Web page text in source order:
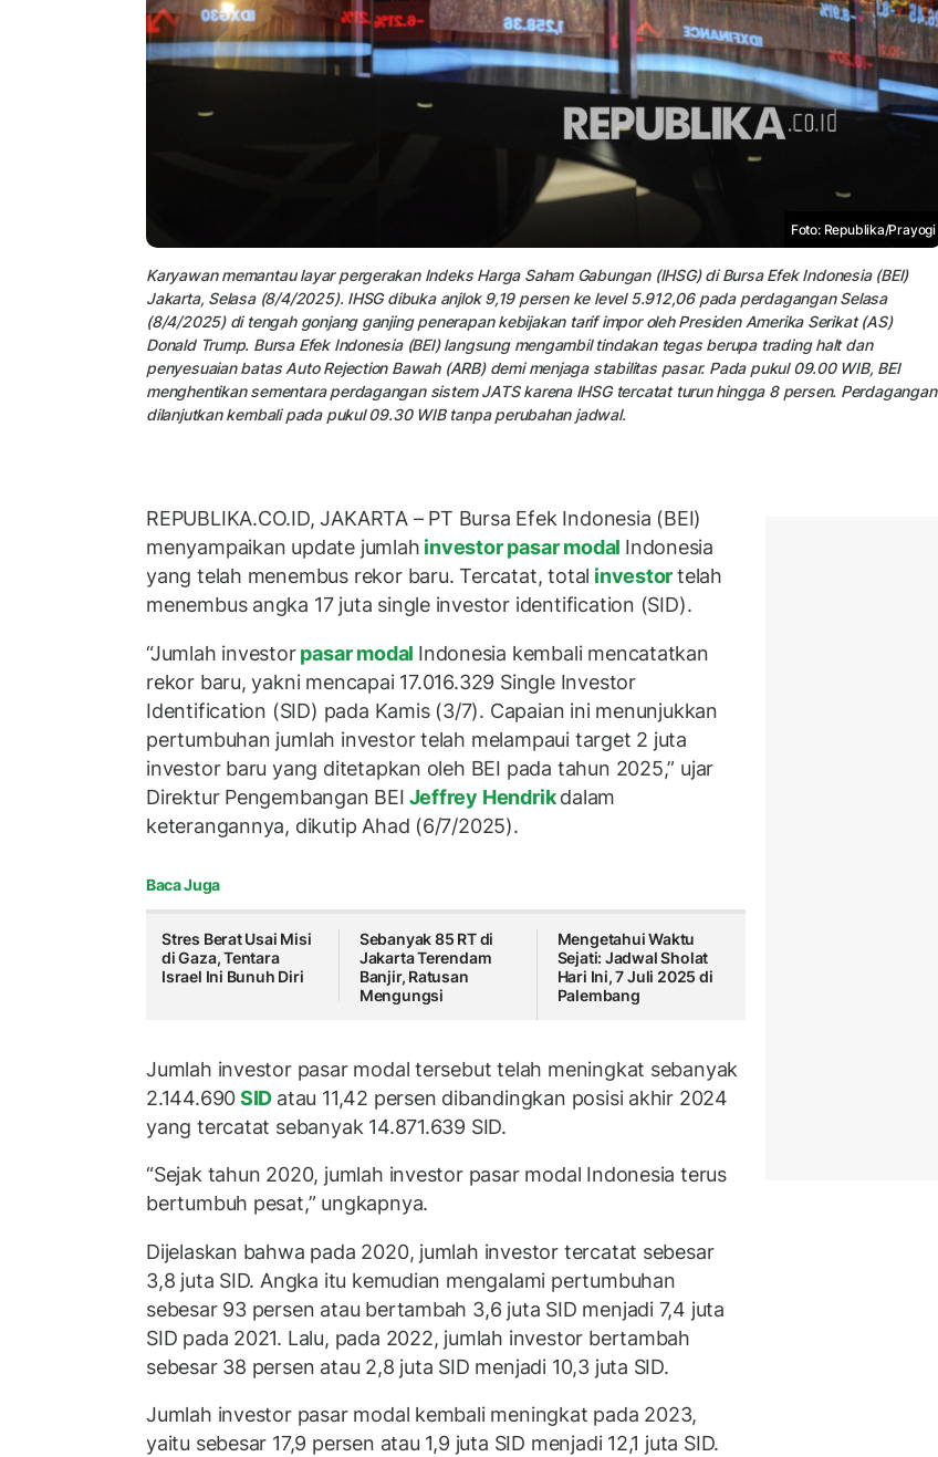
Foto: Republika/Prayogi
Karyawan memantau layar pergerakan Indeks Harga Saham Gabungan (IHSG) di Bursa Efek Indonesia (BEI)
Jakarta, Selasa (8/4/2025). IHSG dibuka anjlok 9,19 persen ke level 5.912,06 pada perdagangan Selasa
(8/4/2025) di tengah gonjang ganjing penerapan kebijakan tarif impor oleh Presiden Amerika Serikat (AS)
Donald Trump. Bursa Efek Indonesia (BEI) langsung mengambil tindakan tegas berupa trading halt dan
penyesuaian batas Auto Rejection Bawah (ARB) demi menjaga stabilitas pasar. Pada pukul 09.00 WIB, BEI
menghentikan sementara perdagangan sistem JATS karena IHSG tercatat turun hingga 8 persen. Perdagangan
dilanjutkan kembali pada pukul 09.30 WIB tanpa perubahan jadwal.
REPUBLIKA.CO.ID, JAKARTA – PT Bursa Efek Indonesia (BEI)
menyampaikan update jumlah investor pasar modal Indonesia
yang telah menembus rekor baru. Tercatat, total investortelah
menembus angka 17 juta single investor identification (SID).
“Jumlah investorpasar modal Indonesia kembali mencatatkan
rekor baru, yakni mencapai 17.016.329 Single Investor
Identification (SID) pada Kamis (3/7). Capaian ini menunjukkan
pertumbuhan jumlah investor telah melampaui target 2 juta
investor baru yang ditetapkan oleh BEI pada tahun 2025,” ujar
Direktur Pengembangan BEI Jeffrey Hendrikdalam
keterangannya, dikutip Ahad (6/7/2025).
Baca Juga
Stres Berat Usai Misi
di Gaza, Tentara
Israel Ini Bunuh Diri
Sebanyak 85 RT di
Jakarta Terendam
Banjir, Ratusan
Mengungsi
Mengetahui Waktu
Sejati: Jadwal Sholat
Hari Ini, 7 Juli 2025 di
Palembang
Jumlah investor pasar modal tersebut telah meningkat sebanyak
2.144.690SID atau 11,42 persen dibandingkan posisi akhir 2024
yang tercatat sebanyak 14.871.639 SID.
“Sejak tahun 2020, jumlah investor pasar modal Indonesia terus
bertumbuh pesat,” ungkapnya.
Dijelaskan bahwa pada 2020, jumlah investor tercatat sebesar
3,8 juta SID. Angka itu kemudian mengalami pertumbuhan
sebesar 93 persen atau bertambah 3,6 juta SID menjadi 7,4 juta
SID pada 2021. Lalu, pada 2022, jumlah investor bertambah
sebesar 38 persen atau 2,8 juta SID menjadi 10,3 juta SID.
Jumlah investor pasar modal kembali meningkat pada 2023,
yaitu sebesar 17,9 persen atau 1,9 juta SID menjadi 12,1 juta SID.